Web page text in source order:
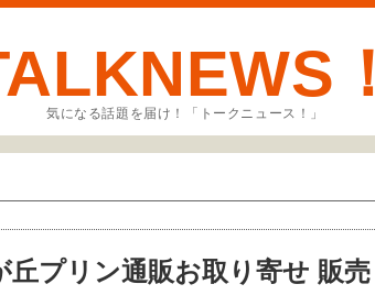
！
気になる話題を届け！「トークニュース！」
丘プリン通販お取り寄せ 販売